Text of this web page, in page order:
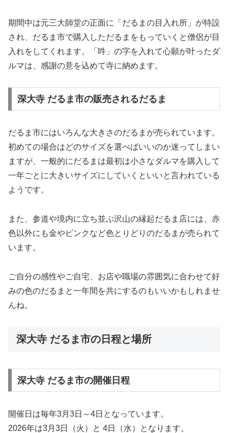
期間中は元三大師堂の正面に「だるまの目入れ所」が特設
され、だるま市で購入しただるまをもっていくと僧侶が目
入れをしてくれます。「吽」の字を入れて心願が叶ったダ
ルマは、感謝の意を込めて寺に納めます。
深大寺 だるま市の販売されるだるま
だるま市にはいろんな大きさのだるまが売られています。
初めての場合はどのサイズを選べばいいのか迷ってしまい
ますが、一般的にだるまは最初は小さなダルマを購入して
一年ごとに大きいサイズにしていくといいと言われている
ようです。
また、参道や境内に立ち並ぶ沢山の縁起だるま店には、赤
色以外にも金やピンクなど色とりどりのだるまが売られて
います。
ご自分の感性やご自宅、お店や職場の雰囲気に合わせて好
みの色のだるまと一年間を共にするのもいいかもしれませ
んね。
深大寺 だるま市の日程と場所
深大寺 だるま市の開催日程
開催日は毎年3月3日～4日となっています。
2026年は3月3日（火）と 4日（水）となります。